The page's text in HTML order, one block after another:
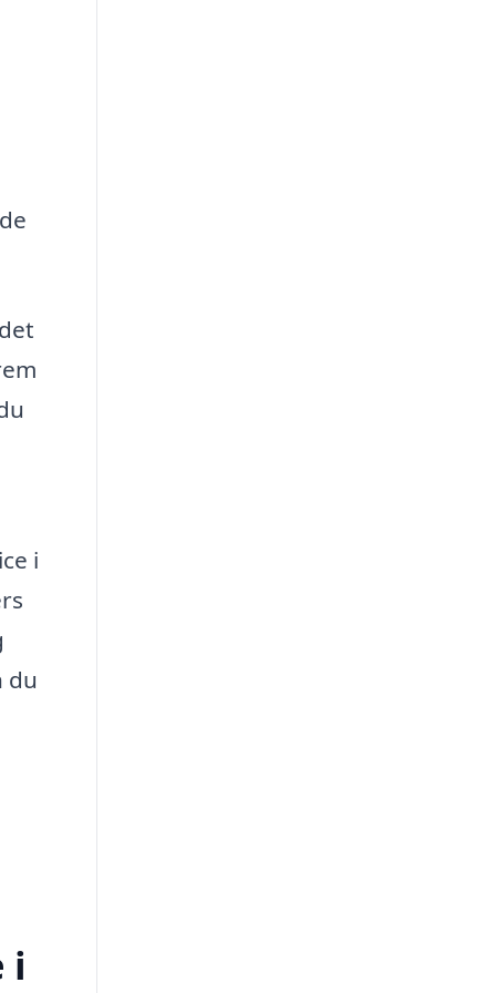
i
du
i